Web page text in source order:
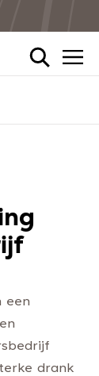
een
drank